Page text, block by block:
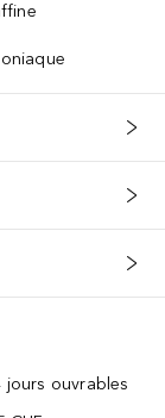
jours ouvrables